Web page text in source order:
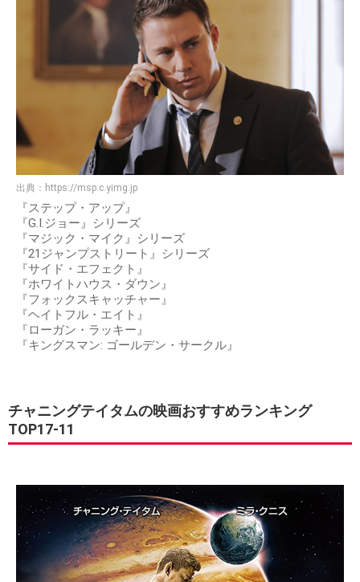
出典： https://msp.c.yimg.jp
『ステップ・アップ』
『G.I.ジョー』シリーズ
『マジック・マイク』シリーズ
『21ジャンプストリート』シリーズ
『サイド・エフェクト』
『ホワイトハウス・ダウン』
『フォックスキャッチャー』
『ヘイトフル・エイト』
『ローガン・ラッキー』
『キングスマン: ゴールデン・サークル』
チャニングテイタムの映画おすすめランキング
TOP17-11